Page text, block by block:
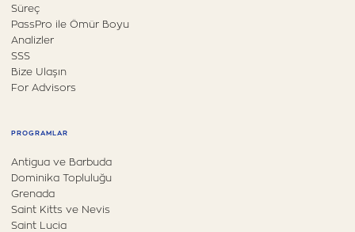
Süreç
PassPro ile Ömür Boyu
Analizler
SSS
Bize Ulaşın
For Advisors
PROGRAMLAR
Antigua ve Barbuda
Dominika Topluluğu
Grenada
Saint Kitts ve Nevis
Saint Lucia